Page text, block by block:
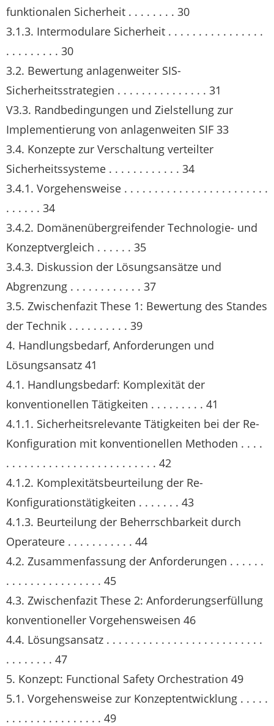
funktionalen Sicherheit . . . . . . . . 30
3.1.3. Intermodulare Sicherheit . . . . . . . . . . . . . . . .
. . . . . . . . . 30
3.2. Bewertung anlagenweiter SIS-
Sicherheitsstrategien . . . . . . . . . . . . . . . 31
V3.3. Randbedingungen und Zielstellung zur
Implementierung von anlagenweiten SIF 33
3.4. Konzepte zur Verschaltung verteilter
Sicherheitssysteme . . . . . . . . . . . . 34
3.4.1. Vorgehensweise . . . . . . . . . . . . . . . . . . . . . . . .
. . . . . . 34
3.4.2. Domänenübergreifender Technologie- und
Konzeptvergleich . . . . . . 35
3.4.3. Diskussion der Lösungsansätze und
Abgrenzung . . . . . . . . . . . . 37
3.5. Zwischenfazit These 1: Bewertung des Standes
der Technik . . . . . . . . . . 39
4. Handlungsbedarf, Anforderungen und
Lösungsansatz 41
4.1. Handlungsbedarf: Komplexität der
konventionellen Tätigkeiten . . . . . . . . . 41
4.1.1. Sicherheitsrelevante Tätigkeiten bei der Re-
Konfiguration mit konventionellen Methoden . . . .
. . . . . . . . . . . . . . . . . . . . . . . . . 42
4.1.2. Komplexitätsbeurteilung der Re-
Konfigurationstätigkeiten . . . . . . . 43
4.1.3. Beurteilung der Beherrschbarkeit durch
Operateure . . . . . . . . . . . 44
4.2. Zusammenfassung der Anforderungen . . . . . .
. . . . . . . . . . . . . . . . 45
4.3. Zwischenfazit These 2: Anforderungserfüllung
konventioneller Vorgehensweisen 46
4.4. Lösungsansatz . . . . . . . . . . . . . . . . . . . . . . . . . .
. . . . . . . . 47
5. Konzept: Functional Safety Orchestration 49
5.1. Vorgehensweise zur Konzeptentwicklung . . . . .
. . . . . . . . . . . . . . . . 49